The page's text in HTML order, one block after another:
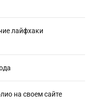
лайфхаки
на своем сайте